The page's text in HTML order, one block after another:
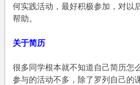
何实践活动，最好积极参加，对以
帮助。
关于简历
很多同学根本就不知道自己简历怎
参与的活动不多，除了罗列自己的